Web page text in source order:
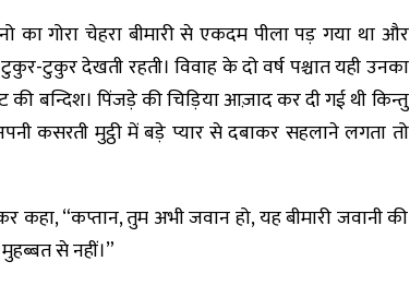
का गोरा चेहरा बीमारी से एकदम पीला पड़ गया था और
टुकुर देखती रहती। विवाह के दो वर्ष पश्चात यही उनका
बन्दिश। पिंजड़े की चिड़िया आज़ाद कर दी गई थी किन्तु
कसरती मुट्ठी में बड़े प्यार से दबाकर सहलाने लगता तो
“कप्तान, तुम अभी जवान हो, यह बीमारी जवानी की
से नहीं।”